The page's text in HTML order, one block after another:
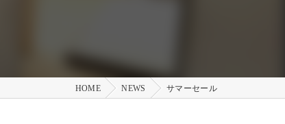
HOME NEWS サマーセール